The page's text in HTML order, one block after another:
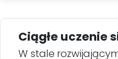
Ciągłe uczenie
W stale